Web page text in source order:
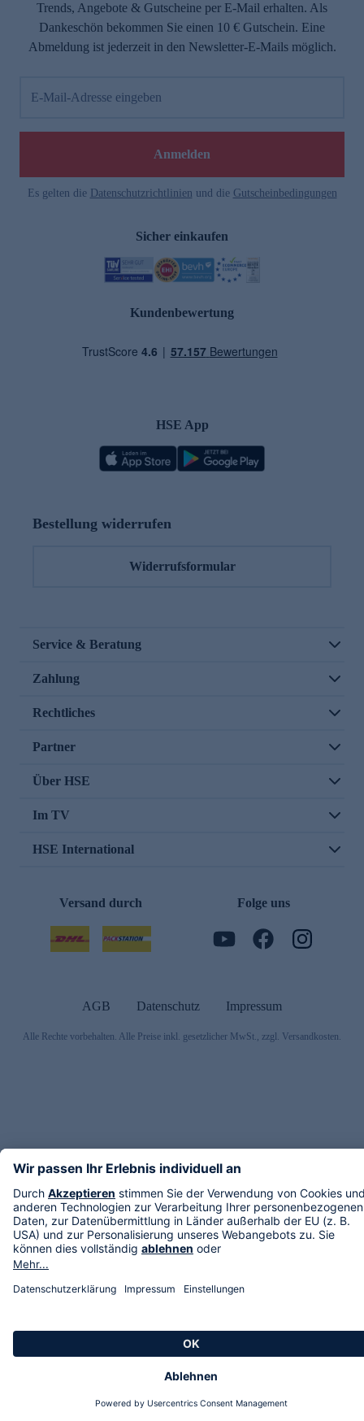
Trends, Angebote & Gutscheine per E-Mail erhalten. Als
Dankeschön bekommen Sie einen 10 € Gutschein. Eine
Abmeldung ist jederzeit in den Newsletter-E-Mails möglich.
E-Mail-Adresse eingeben
Anmelden
Es gelten die Datenschutzrichtlinien und die Gutscheinbedingungen
Sicher einkaufen
Kundenbewertung
HSE App
Bestellung widerrufen
Widerrufsformular
Service & Beratung
Zahlung
Rechtliches
Partner
Über HSE
Im TV
HSE International
Versand durch Folge uns
AGB Datenschutz Impressum
Alle Rechte vorbehalten. Alle Preise inkl. gesetzlicher MwSt., zzgl. Versandkosten.